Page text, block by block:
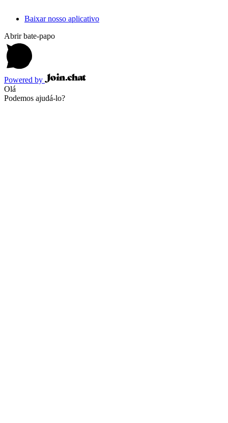
Baixar nosso aplicativo
Abrir bate-papo
Powered by
Olá
Podemos ajudá-lo?